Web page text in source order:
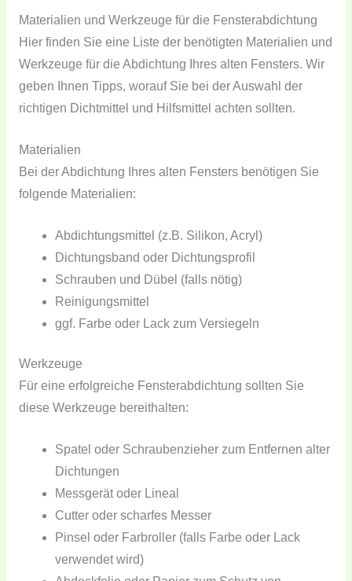
Materialien und Werkzeuge für die Fensterabdichtung
Hier finden Sie eine Liste der benötigten Materialien und
Werkzeuge für die Abdichtung Ihres alten Fensters. Wir
geben Ihnen Tipps, worauf Sie bei der Auswahl der
richtigen Dichtmittel und Hilfsmittel achten sollten.
Materialien
Bei der Abdichtung Ihres alten Fensters benötigen Sie
folgende Materialien:
Abdichtungsmittel (z.B. Silikon, Acryl)
Dichtungsband oder Dichtungsprofil
Schrauben und Dübel (falls nötig)
Reinigungsmittel
ggf. Farbe oder Lack zum Versiegeln
Werkzeuge
Für eine erfolgreiche Fensterabdichtung sollten Sie
diese Werkzeuge bereithalten:
Spatel oder Schraubenzieher zum Entfernen alter
Dichtungen
Messgerät oder Lineal
Cutter oder scharfes Messer
Pinsel oder Farbroller (falls Farbe oder Lack
verwendet wird)